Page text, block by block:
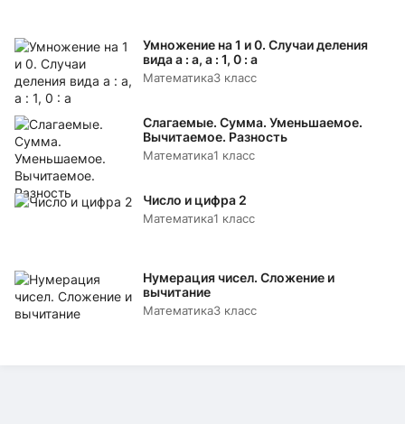
Умножение на 1 и 0. Случаи деления
вида а : а, а : 1, 0 : а
Математика3 класс
Слагаемые. Сумма. Уменьшаемое.
Вычитаемое. Разность
Математика1 класс
Число и цифра 2
Математика1 класс
Нумерация чисел. Сложение и
вычитание
Математика3 класс